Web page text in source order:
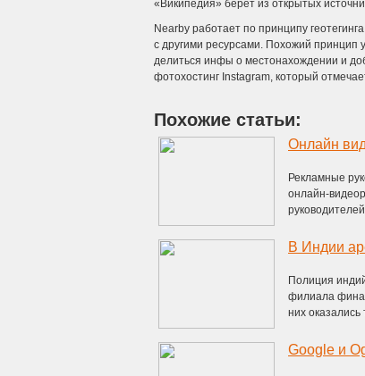
«Википедия» берет из открытых
Nearby работает по принципу
с другими ресурсами. Похожий принцип
делиться инфы о местонахождении и
фотохостинг Instagram, который
Похожие статьи:
Онлайн
Рекламные
онлайн-
В Индии
Полиция
филиала
них